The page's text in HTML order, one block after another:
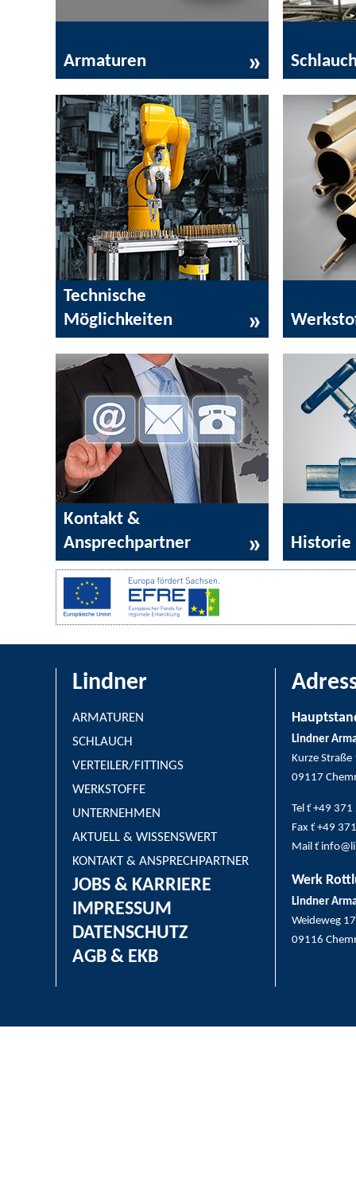
Armaturen
Technische
Möglichkeiten
Kontakt &
Ansprechpartner
Historie
Lindner
ARMATUREN
SCHLAUCH
VERTEILER/FITTINGS
WERKSTOFFE
UNTERNEHMEN
AKTUELL & WISSENSWERT
KONTAKT & ANSPRECHPARTNER
JOBS & KARRIERE
IMPRESSUM
DATENSCHUTZ
AGB & EKB
Lindner
Kurze Straße
09117
Tel ť +49
Fax ť +49
Mail ť
Werk
Lindner
Weideweg 17
09116